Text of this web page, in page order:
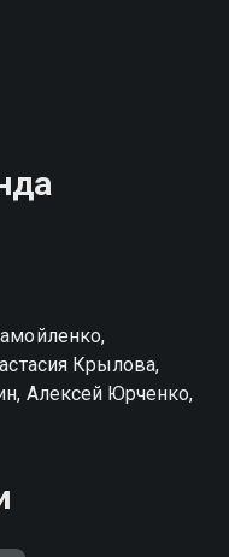
с папой, как
банду в
— быть вместе,
Так и
качестве.
Родители. Так и
Крылова,
Алексей Юрченко,